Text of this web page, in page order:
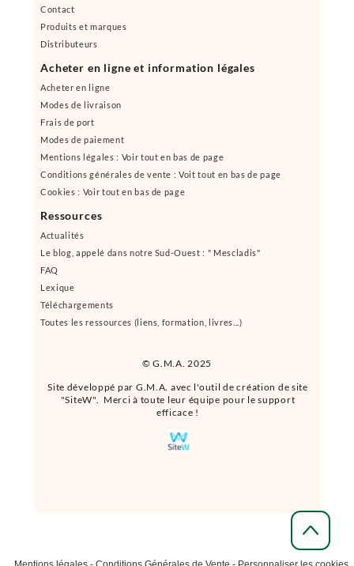
© G.M.A. 2025
Site développé par G.M.A. avec l'outil de création de site
"SiteW". Merci à toute leur équipe pour le support
efficace !
Contact
Produits et marques
Distributeurs
Acheter en ligne et information légales
Acheter en ligne
Modes de livraison
Frais de port
Modes de paiement
Mentions légales : Voir tout en bas de page
Conditions générales de vente : Voit tout en bas de page
Cookies : Voir tout en bas de page
Ressources
Actualités
Le blog, appelé dans notre Sud-Ouest : " Mescladis"
FAQ
Lexique
Téléchargements
Toutes les ressources (liens, formation, livres...)